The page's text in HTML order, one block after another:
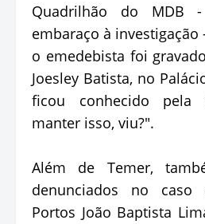
Quadrilhão do MDB
embaraço à
o emedebista foi
Joesley Batista, no
ficou conhecido
manter isso, viu?".
Além de Temer,
denunciados no
Portos João Baptista